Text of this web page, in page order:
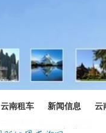
云南租车 新闻信息 云